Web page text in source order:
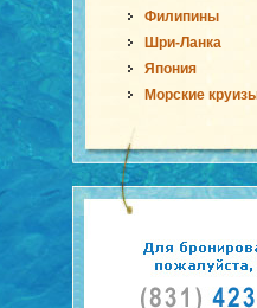
Филипины
Шри-Ланка
Япония
Морские